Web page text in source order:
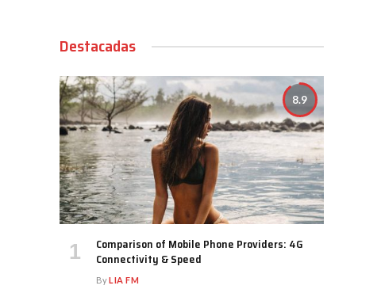
Destacadas
8.9
Comparison of Mobile Phone Providers: 4G
Connectivity & Speed
ByLIA FM